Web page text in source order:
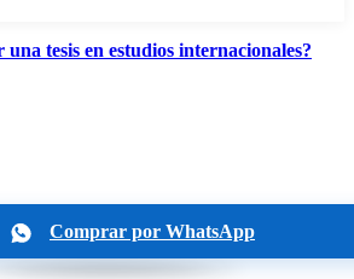
tesis en estudios internacionales?
Comprar por WhatsApp